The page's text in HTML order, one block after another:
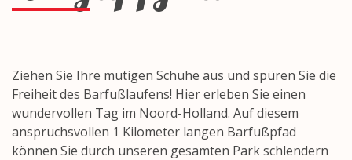
Ziehen Sie Ihre mutigen Schuhe aus und spüren Sie die
Freiheit des Barfußlaufens! Hier erleben Sie einen
wundervollen Tag im Noord-Holland. Auf diesem
anspruchsvollen 1 Kilometer langen Barfußpfad
können Sie durch unseren gesamten Park schlendern